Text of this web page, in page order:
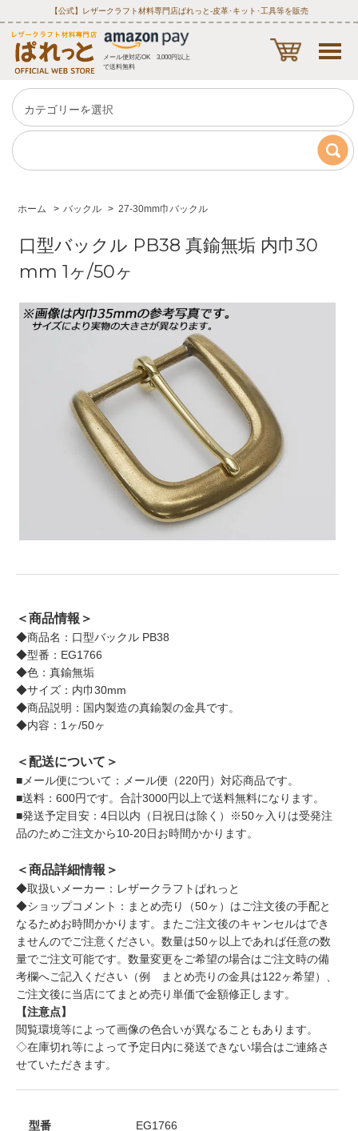
【公式】レザークラフト材料専門店ぱれっと‐皮革･キット･工具等を販売
メール便対応OK 3,000円以上
で送料無料
ホーム > バックル > 27-30mm巾バックル
口型バックル PB38 真鍮無垢 内巾30
mm 1ヶ/50ヶ
＜商品情報＞
◆商品名：口型バックル PB38
◆型番：EG1766
◆色：真鍮無垢
◆サイズ：内巾30mm
◆商品説明：国内製造の真鍮製の金具です。
◆内容：1ヶ/50ヶ
＜配送について＞
■メール便について：メール便（220円）対応商品です。
■送料：600円です。合計3000円以上で送料無料になります。
■発送予定目安：4日以内（日祝日は除く）※50ヶ入りは受発注
品のためご注文から10-20日お時間かかります。
＜商品詳細情報＞
◆取扱いメーカー：レザークラフトぱれっと
◆ショップコメント：まとめ売り（50ヶ）はご注文後の手配と
なるためお時間かかります。またご注文後のキャンセルはでき
ませんのでご注意ください。数量は50ヶ以上であれば任意の数
量でご注文可能です。数量変更をご希望の場合はご注文時の備
考欄へご記入ください（例 まとめ売りの金具は122ヶ希望）、
ご注文後に当店にてまとめ売り単価で金額修正します。
【注意点】
閲覧環境等によって画像の色合いが異なることもあります。
◇在庫切れ等によって予定日内に発送できない場合はご連絡さ
せていただきます。
型番 EG1766